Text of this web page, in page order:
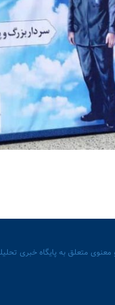
متعلق به پایگاه خبری